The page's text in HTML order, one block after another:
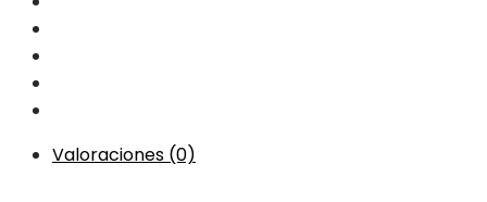
Valoraciones (0)